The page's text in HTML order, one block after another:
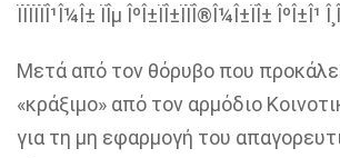
Μετά από τον θόρυβο που
«κράξιμο» από τον αρμόδιο
για τη μη εφαρμογή του